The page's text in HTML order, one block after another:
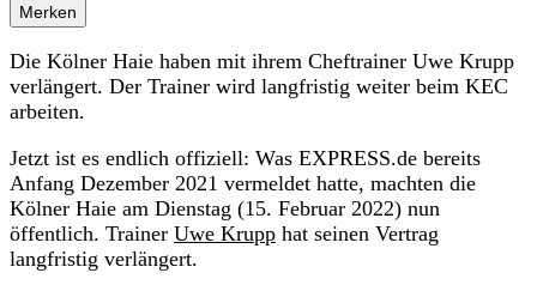
Merken
Die Kölner Haie haben mit ihrem Cheftrainer Uwe Krupp
verlängert. Der Trainer wird langfristig weiter beim KEC
arbeiten.
Jetzt ist es endlich offiziell: Was EXPRESS.de bereits
Anfang Dezember 2021 vermeldet hatte, machten die
Kölner Haie am Dienstag (15. Februar 2022) nun
öffentlich. Trainer Uwe Krupp hat seinen Vertrag
langfristig verlängert.